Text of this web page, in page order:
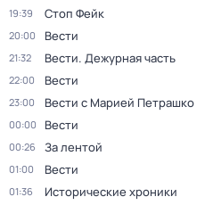
19:39 Стоп Фейк
20:00 Вести
21:32 Вести. Дежурная часть
22:00 Вести
23:00 Вести с Марией Петрашко
00:00 Вести
00:26 За лентой
01:00 Вести
01:36 Исторические хроники